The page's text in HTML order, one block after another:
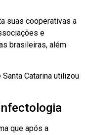
suas cooperativas a
e
brasileiras, além
Catarina utilizou
que após a